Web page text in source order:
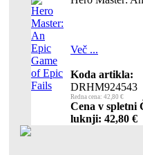
Več ...
Koda artikla:
DRHM924543
Redna cena: 42,80 €
Cena v spletni
luknji: 42,80 €